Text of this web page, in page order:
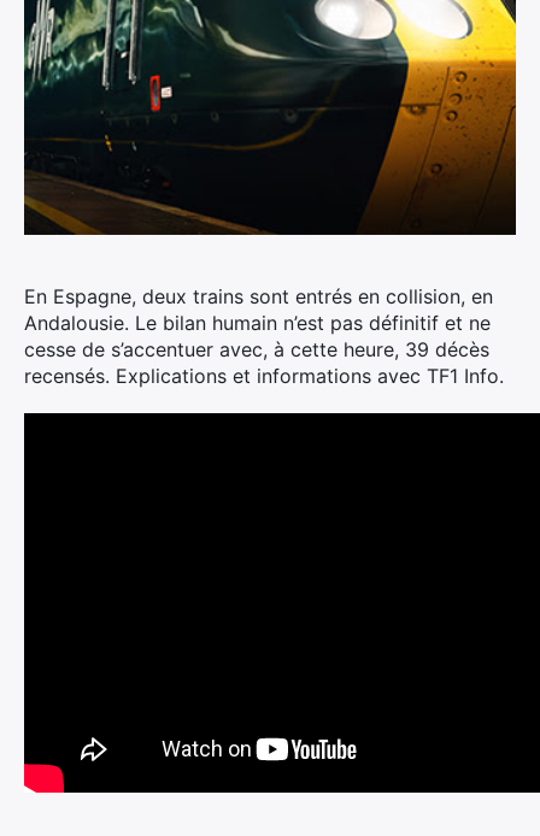
En Espagne, deux trains sont entrés en collision, en
Andalousie. Le bilan humain n’est pas définitif et ne
cesse de s’accentuer avec, à cette heure, 39 décès
recensés. Explications et informations avec TF1 Info.